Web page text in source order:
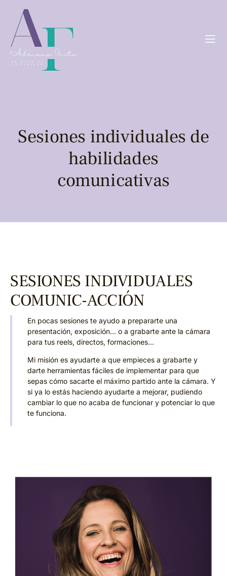
Sesiones individuales de
habilidades
comunicativas
SESIONES INDIVIDUALES
COMUNIC-ACCIÓN
En pocas sesiones te ayudo a prepararte una
presentación, exposición… o a grabarte ante la cámara
para tus reels, directos, formaciones…
Mi misión es ayudarte a que empieces a grabarte y
darte herramientas fáciles de implementar para que
sepas cómo sacarte el máximo partido ante la cámara. Y
si ya lo estás haciendo ayudarte a mejorar, pudiendo
cambiar lo que no acaba de funcionar y potenciar lo que
te funciona.